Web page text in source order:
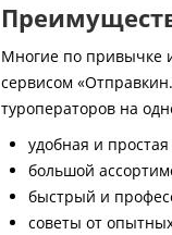
Многие по привычке
сервисом
туроператоров на
удобная и
большой
быстрый и
советы от